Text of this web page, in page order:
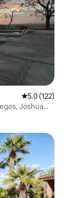
Calificación
5.0 (122)
Joshua